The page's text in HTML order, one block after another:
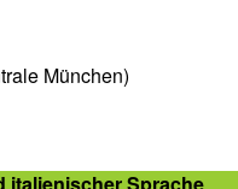
München)